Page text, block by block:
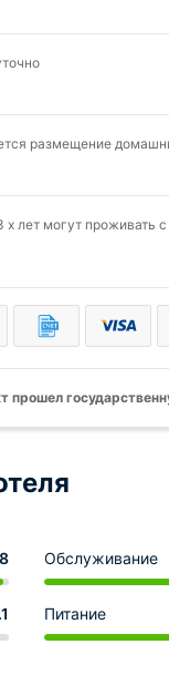
размещение
х лет могут проживать
прошел
Обслуживание
Питание